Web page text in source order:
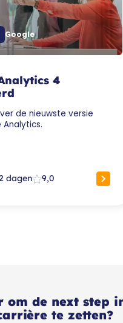
Google
4
de nieuwste versie
2 dagen 9,0
om de next step
te zetten?